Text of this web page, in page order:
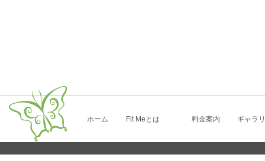
ホーム Fit Meとは 料金案内 ギャラ